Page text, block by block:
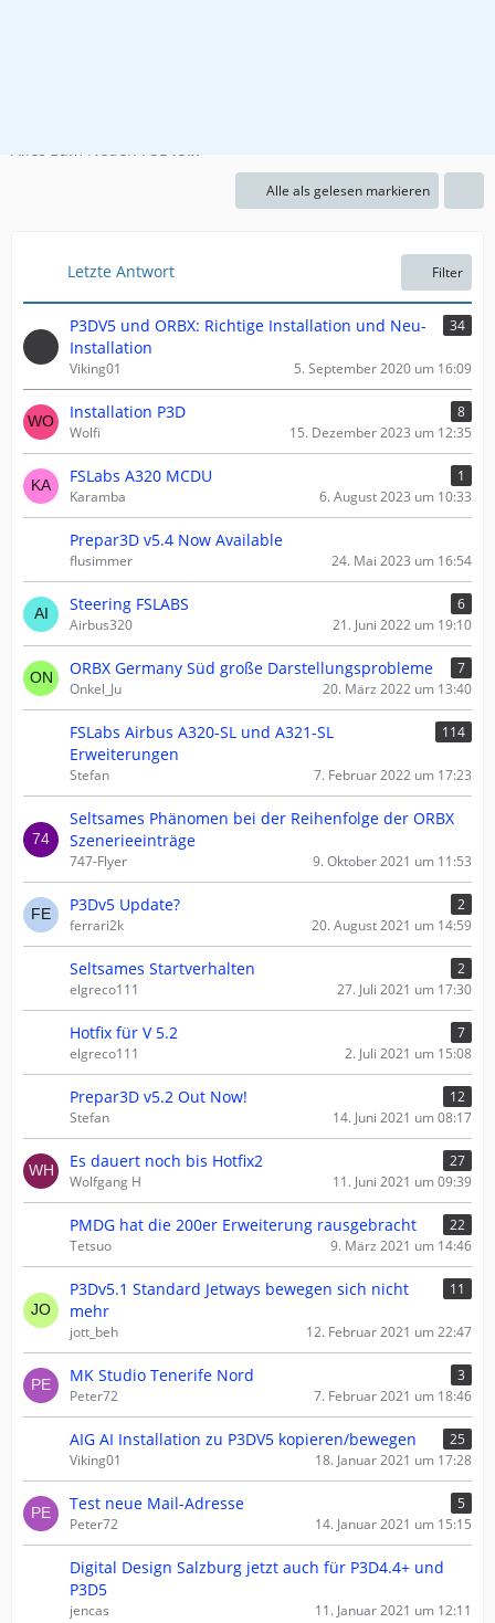
Alles zum Neuen P3Dv5.x
Alle als gelesen markieren
Letzte Antwort Filter
P3DV5 und ORBX: Richtige Installation und Neu-
Installation
34
Viking01 5. September 2020 um 16:09
Installation P3D
8
Wolfi
15. Dezember 2023 um 12:35
FSLabs A320 MCDU
1
Karamba
6. August 2023 um 10:33
Prepar3D v5.4 Now Available
flusimmer 24. Mai 2023 um 16:54
Steering FSLABS
6
Airbus320
21. Juni 2022 um 19:10
ORBX Germany Süd große Darstellungsprobleme
7
Onkel_Ju
20. März 2022 um 13:40
FSLabs Airbus A320-SL und A321-SL
Erweiterungen
114
Stefan 7. Februar 2022 um 17:23
Seltsames Phänomen bei der Reihenfolge der ORBX
Szenerieeinträge
747-Flyer 9. Oktober 2021 um 11:53
P3Dv5 Update?
2
ferrari2k
20. August 2021 um 14:59
Seltsames Startverhalten
2
elgreco111
27. Juli 2021 um 17:30
Hotfix für V 5.2
7
elgreco111
2. Juli 2021 um 15:08
Prepar3D v5.2 Out Now!
12
Stefan
14. Juni 2021 um 08:17
Es dauert noch bis Hotfix2
27
Wolfgang H
11. Juni 2021 um 09:39
PMDG hat die 200er Erweiterung rausgebracht
22
Tetsuo
9. März 2021 um 14:46
P3Dv5.1 Standard Jetways bewegen sich nicht
mehr
11
jott_beh 12. Februar 2021 um 22:47
MK Studio Tenerife Nord
3
Peter72
7. Februar 2021 um 18:46
AIG AI Installation zu P3DV5 kopieren/bewegen
25
Viking01
18. Januar 2021 um 17:28
Test neue Mail-Adresse
5
Peter72
14. Januar 2021 um 15:15
Digital Design Salzburg jetzt auch für P3D4.4+ und
P3D5
jencas 11. Januar 2021 um 12:11